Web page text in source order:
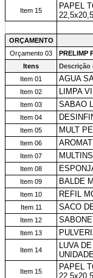
Item 15
PAPEL
22,5x20,5
ORÇAMENTO
Orçamento 03
PRELIMP
Itens
Descrição
Item 01
AGUA
Item 02 LIMPA
Item 03 SABAO
Item 04
Item 05 MULT
Item 06
Item 07
Item 08
Item 09 BALDE
Item 10 REFIL
Item 11 SACO
Item 12
Item 13
Item 14
LUVA
Item 15
PAPEL
22,5x20,5